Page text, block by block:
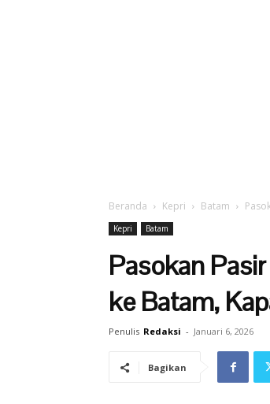
Beranda Kepri Batam
Kepri Batam
Pasokan
ke Batam,
Penulis Redaksi - Januari 6, 2026
Bagikan